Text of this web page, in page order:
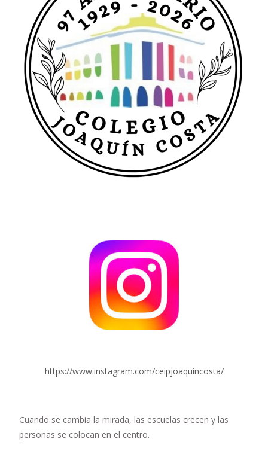
https://www.instagram.com/ceipjoaquincosta/
Cuando se cambia la mirada, las escuelas crecen y las
personas se colocan en el centro.